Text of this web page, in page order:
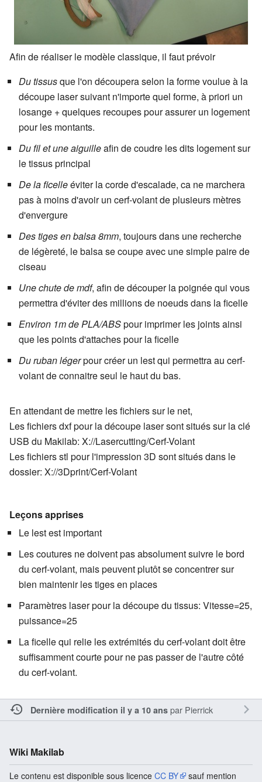
Afin de réaliser le modèle classique, il faut prévoir
Du tissusque l'on découpera selon la forme voulue à la
découpe laser suivant n'importe quel forme, à priori un
losange + quelques recoupes pour assurer un logement
pour les montants.
Du fil et une aiguilleafin de coudre les dits logement sur
le tissus principal
De la ficelleéviter la corde d'escalade, ca ne marchera
pas à moins d'avoir un cerf-volant de plusieurs mètres
d'envergure
Des tiges en balsa 8mm, toujours dans une recherche
de légèreté, le balsa se coupe avec une simple paire de
ciseau
Une chute de mdf, afin de découper la poignée qui vous
permettra d'éviter des millions de noeuds dans la ficelle
Environ 1m de PLA/ABSpour imprimer les joints ainsi
que les points d'attaches pour la ficelle
Du ruban légerpour créer un lest qui permettra au cerf-
volant de connaitre seul le haut du bas.
En attendant de mettre les fichiers sur le net,
Les fichiers dxf pour la découpe laser sont situés sur la clé
USB du Makilab: X://Lasercutting/Cerf-Volant
Les fichiers stl pour l'impression 3D sont situés dans le
dossier: X://3Dprint/Cerf-Volant
Leçons apprises
Le lest est important
Les coutures ne doivent pas absolument suivre le bord
du cerf-volant, mais peuvent plutôt se concentrer sur
bien maintenir les tiges en places
Paramètres laser pour la découpe du tissus: Vitesse=25,
puissance=25
La ficelle qui relie les extrémités du cerf-volant doit être
suffisamment courte pour ne pas passer de l'autre côté
du cerf-volant.
Dernière modification il y a 10 anspar Pierrick
Wiki Makilab
Le contenu est disponible sous licence CC BY
sauf mention